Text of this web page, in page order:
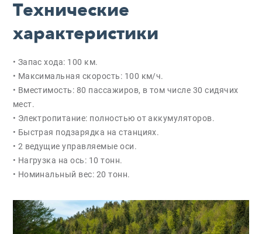
Технические
характеристики
• Запас хода: 100 км.
• Максимальная скорость: 100 км/ч.
• Вместимость: 80 пассажиров, в том числе 30 сидячих
мест.
• Электропитание: полностью от аккумуляторов.
• Быстрая подзарядка на станциях.
• 2 ведущие управляемые оси.
• Нагрузка на ось: 10 тонн.
• Номинальный вес: 20 тонн.